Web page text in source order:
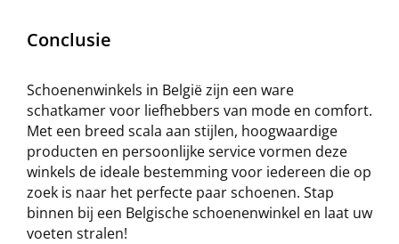
Conclusie
Schoenenwinkels in België zijn een ware
schatkamer voor liefhebbers van mode en comfort.
Met een breed scala aan stijlen, hoogwaardige
producten en persoonlijke service vormen deze
winkels de ideale bestemming voor iedereen die op
zoek is naar het perfecte paar schoenen. Stap
binnen bij een Belgische schoenenwinkel en laat uw
voeten stralen!